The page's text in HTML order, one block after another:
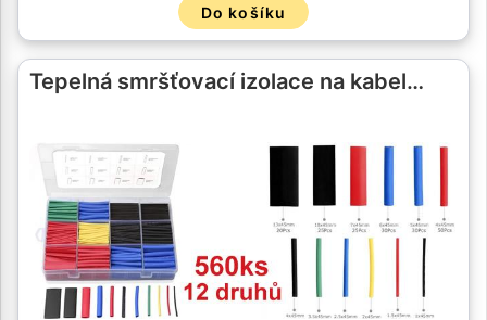
Do košíku
Tepelná smršťovací izolace na kabel…